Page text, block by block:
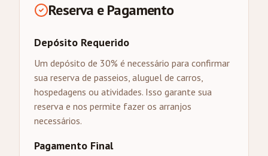
Reserva e Pagamento
Depósito Requerido
Um depósito de 30% é necessário para confirmar
sua reserva de passeios, aluguel de carros,
hospedagens ou atividades. Isso garante sua
reserva e nos permite fazer os arranjos
necessários.
Pagamento Final